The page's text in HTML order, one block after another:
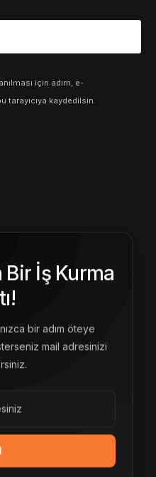
için adım, e-
tarayıcıya kaydedilsin.
İş Kurma
bir adım öteye
mail adresinizi